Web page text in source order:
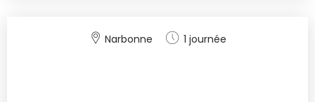
Narbonne 1 journée